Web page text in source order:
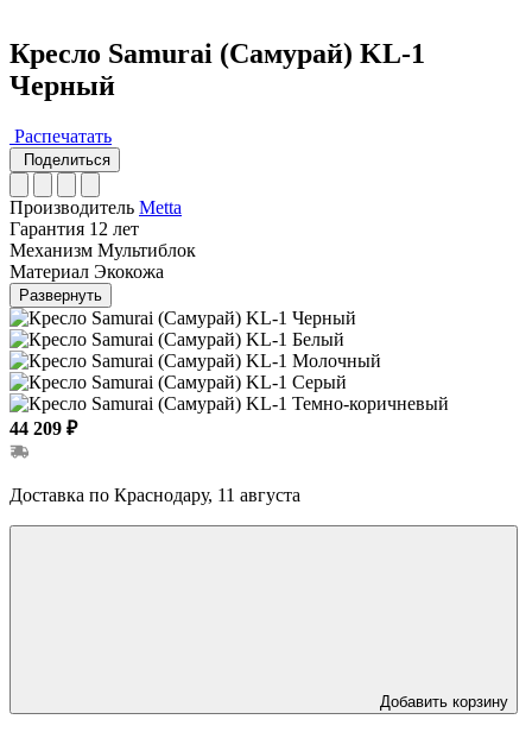
Кресло Samurai (Самурай) KL-1
Черный
Распечатать
Поделиться
Производитель Metta
Гарантия 12 лет
Механизм Мультиблок
Материал Экокожа
Развернуть
44 209 ₽
Доставка по Краснодару, 11 августа
Добавить корзину